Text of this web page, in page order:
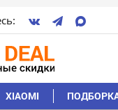
XIAOMI